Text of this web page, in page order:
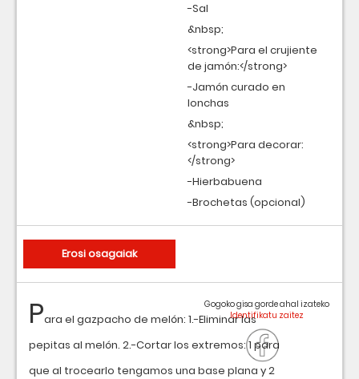
Para el gazpacho de melón: 1.-Eliminar las
pepitas al melón. 2.-Cortar los extremos: 1 para
que al trocearlo tengamos una base plana y 2
Gogoko gisa gorde ahal izateko
-Sal
&nbsp;
<strong>Para el crujiente
de jamón:</strong>
-Jamón curado en
lonchas
&nbsp;
<strong>Para decorar:
</strong>
-Hierbabuena
-Brochetas (opcional)
Erosi osagaiak